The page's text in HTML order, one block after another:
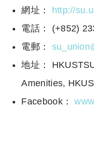
網址： http://
電話： (+852)
電郵：
地址：
Amenities,
Facebook：